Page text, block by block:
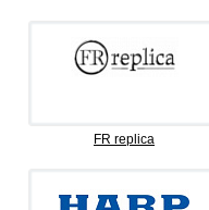
FR replica